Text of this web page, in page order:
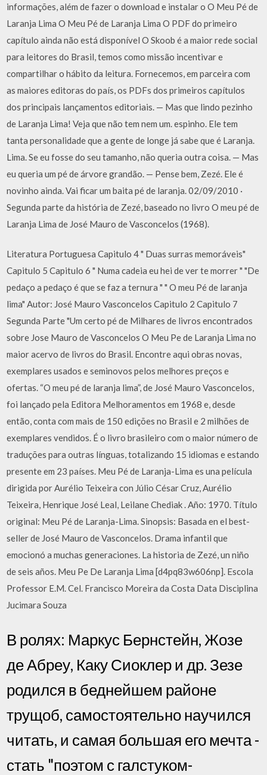
informações, além de fazer o download e instalar o O Meu Pé de
Laranja Lima O Meu Pé de Laranja Lima O PDF do primeiro
capítulo ainda não está disponível O Skoob é a maior rede social
para leitores do Brasil, temos como missão incentivar e
compartilhar o hábito da leitura. Fornecemos, em parceira com
as maiores editoras do país, os PDFs dos primeiros capítulos
dos principais lançamentos editoriais. — Mas que lindo pezinho
de Laranja Lima! Veja que não tem nem um. espinho. Ele tem
tanta personalidade que a gente de longe já sabe que é Laranja.
Lima. Se eu fosse do seu tamanho, não queria outra coisa. — Mas
eu queria um pé de árvore grandão. — Pense bem, Zezé. Ele é
novinho ainda. Vai ficar um baita pé de laranja. 02/09/2010 ·
Segunda parte da história de Zezé, baseado no livro O meu pé de
Laranja Lima de José Mauro de Vasconcelos (1968).
Literatura Portuguesa Capitulo 4 " Duas surras memoráveis"
Capitulo 5 Capitulo 6 " Numa cadeia eu hei de ver te morrer " "De
pedaço a pedaço é que se faz a ternura " " O meu Pé de laranja
lima" Autor: José Mauro Vasconcelos Capitulo 2 Capitulo 7
Segunda Parte "Um certo pé de Milhares de livros encontrados
sobre Jose Mauro de Vasconcelos O Meu Pe de Laranja Lima no
maior acervo de livros do Brasil. Encontre aqui obras novas,
exemplares usados e seminovos pelos melhores preços e
ofertas. “O meu pé de laranja lima”, de José Mauro Vasconcelos,
foi lançado pela Editora Melhoramentos em 1968 e, desde
então, conta com mais de 150 edições no Brasil e 2 milhões de
exemplares vendidos. É o livro brasileiro com o maior número de
traduções para outras línguas, totalizando 15 idiomas e estando
presente em 23 países. Meu Pé de Laranja-Lima es una película
dirigida por Aurélio Teixeira con Júlio César Cruz, Aurélio
Teixeira, Henrique José Leal, Leilane Chediak . Año: 1970. Título
original: Meu Pé de Laranja-Lima. Sinopsis: Basada en el best-
seller de José Mauro de Vasconcelos. Drama infantil que
emocionó a muchas generaciones. La historia de Zezé, un niño
de seis años. Meu Pe De Laranja Lima [d4pq83w606np]. Escola
Professor E.M. Cel. Francisco Moreira da Costa Data Disciplina
Jucimara Souza
В ролях: Маркус Бернстейн, Жозе
де Абреу, Каку Сиоклер и др. Зезе
родился в беднейшем районе
трущоб, самостоятельно научился
читать, и самая большая его мечта -
стать "поэтом с галстуком-